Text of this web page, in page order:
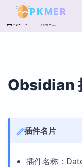
PKMER
目录 概述
Obsidian
插件名片
插件名称：